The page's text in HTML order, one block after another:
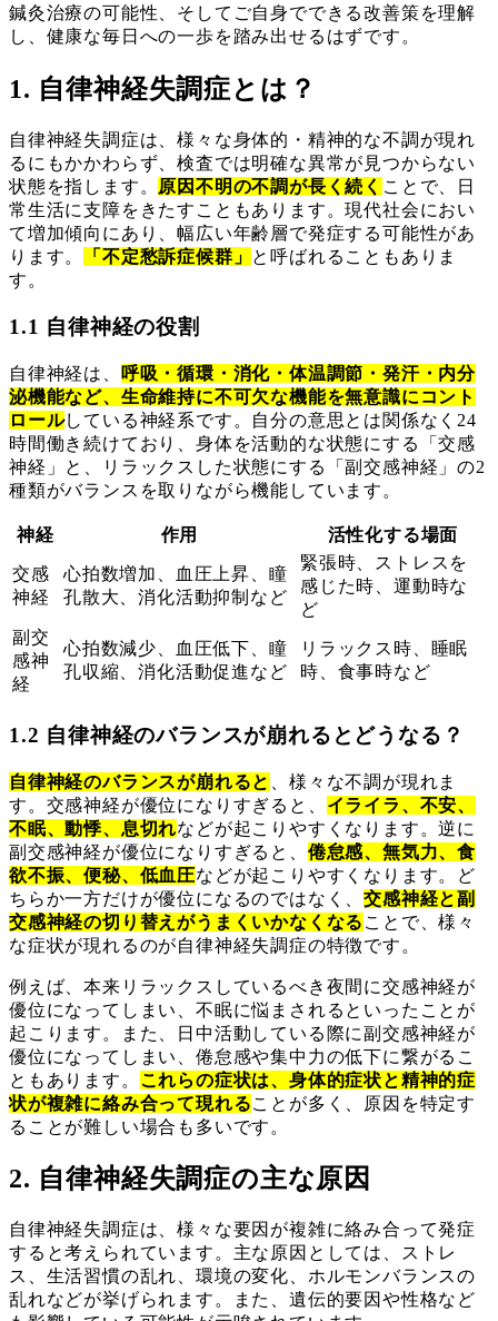
鍼灸治療の可能性、そしてご自身でできる改善策を理解
し、健康な毎日への一歩を踏み出せるはずです。
1. 自律神経失調症とは？
自律神経失調症は、様々な身体的・精神的な不調が現れ
るにもかかわらず、検査では明確な異常が見つからない
状態を指します。 原因不明の不調が長く続く ことで、日
常生活に支障をきたすこともあります。現代社会におい
て増加傾向にあり、幅広い年齢層で発症する可能性があ
ります。
「不定愁訴症候群」 と呼ばれることもありま
す。
1.1 自律神経の役割
自律神経は、
呼吸・循環・消化・体温調節・発汗・内分
泌機能など、生命維持に不可欠な機能を無意識にコント
ロールしている神経系です。自分の意思とは関係なく24
時間働き続けており、身体を活動的な状態にする「交感
神経」と、リラックスした状態にする「副交感神経」の2
種類がバランスを取りながら機能しています。
神経 作用 活性化する場面
交感
神経
心拍数増加、血圧上昇、瞳
孔散大、消化活動抑制など
緊張時、ストレスを
感じた時、運動時な
ど
副交
感神
経
心拍数減少、血圧低下、瞳
孔収縮、消化活動促進など
リラックス時、睡眠
時、食事時など
1.2 自律神経のバランスが崩れるとどうなる？
自律神経のバランスが崩れると
、様々な不調が現れま
す。交感神経が優位になりすぎると、 イライラ、不安、
不眠、動悸、息切れなどが起こりやすくなります。逆に
副交感神経が優位になりすぎると、 倦怠感、無気力、食
欲不振、便秘、低血圧などが起こりやすくなります。ど
ちらか一方だけが優位になるのではなく、交感神経と副
交感神経の切り替えがうまくいかなくなる ことで、様々
な症状が現れるのが自律神経失調症の特徴です。
例えば、本来リラックスしているべき夜間に交感神経が
優位になってしまい、不眠に悩まされるといったことが
起こります。また、日中活動している際に副交感神経が
優位になってしまい、倦怠感や集中力の低下に繋がるこ
ともあります。 これらの症状は、身体的症状と精神的症
状が複雑に絡み合って現れることが多く、原因を特定す
ることが難しい場合も多いです。
2. 自律神経失調症の主な原因
自律神経失調症は、様々な要因が複雑に絡み合って発症
すると考えられています。主な原因としては、ストレ
ス、生活習慣の乱れ、環境の変化、ホルモンバランスの
乱れなどが挙げられます。また、遺伝的要因や性格など